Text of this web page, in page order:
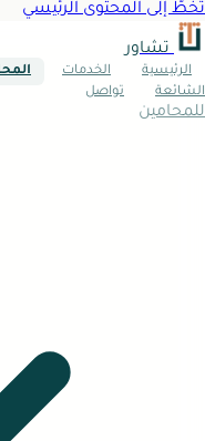
تخطَّ إلى المحتوى الرئيسي
تشاور
الرئيسية الخدمات
الشائعة
تواصل
للمحامين